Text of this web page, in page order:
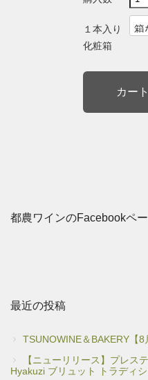
１本入り
化粧箱
都農ワインのFacebookペ
最近の投稿
TSUNOWINE＆BAKERY【8
【ニューリリース】プレス
Hyakuzi ブリュット トラディ